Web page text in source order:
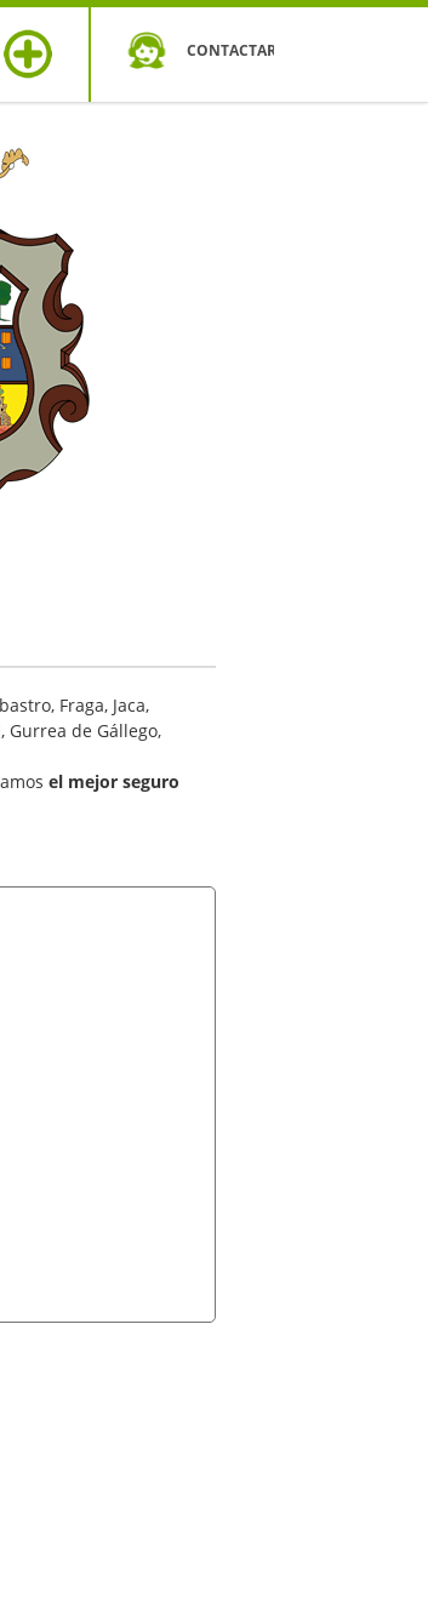
MÁS
CONTACTAR
Fraga, Jaca,
Gurrea de Gállego,
el mejor seguro